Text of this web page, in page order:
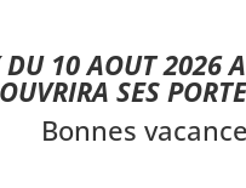
DU 10 AOUT 2026
SES
Bonnes